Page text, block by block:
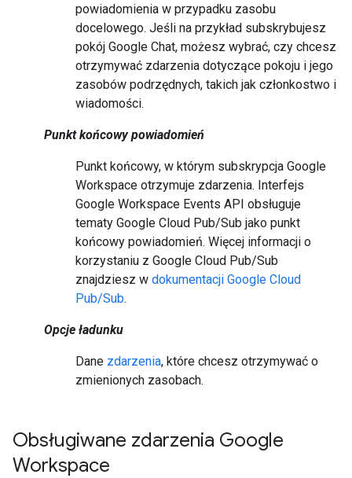
powiadomienia w przypadku zasobu
docelowego. Jeśli na przykład subskrybujesz
pokój Google Chat, możesz wybrać, czy chcesz
otrzymywać zdarzenia dotyczące pokoju i jego
zasobów podrzędnych, takich jak członkostwo i
wiadomości.
Punkt końcowy powiadomień
Punkt końcowy, w którym subskrypcja Google
Workspace otrzymuje zdarzenia. Interfejs
Google Workspace Events API obsługuje
tematy Google Cloud Pub/Sub jako punkt
końcowy powiadomień. Więcej informacji o
korzystaniu z Google Cloud Pub/Sub
znajdziesz w dokumentacji Google Cloud
Pub/Sub.
Opcje ładunku
Dane zdarzenia, które chcesz otrzymywać o
zmienionych zasobach.
Obsługiwane zdarzenia Google
Workspace